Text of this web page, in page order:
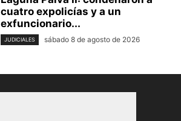
cuatro expolicías y a un
exfuncionario...
JUDICIALES sábado 8 de agosto de 2026